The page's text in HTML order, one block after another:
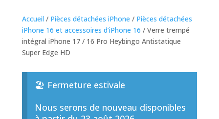
Accueil / Pièces détachées iPhone / Pièces détachées
iPhone 16 et accessoires d’iPhone 16 / Verre trempé
intégral iPhone 17 / 16 Pro Heybingo Antistatique
Super Edge HD
🏖️ Fermeture estivale
Nous serons de nouveau disponibles